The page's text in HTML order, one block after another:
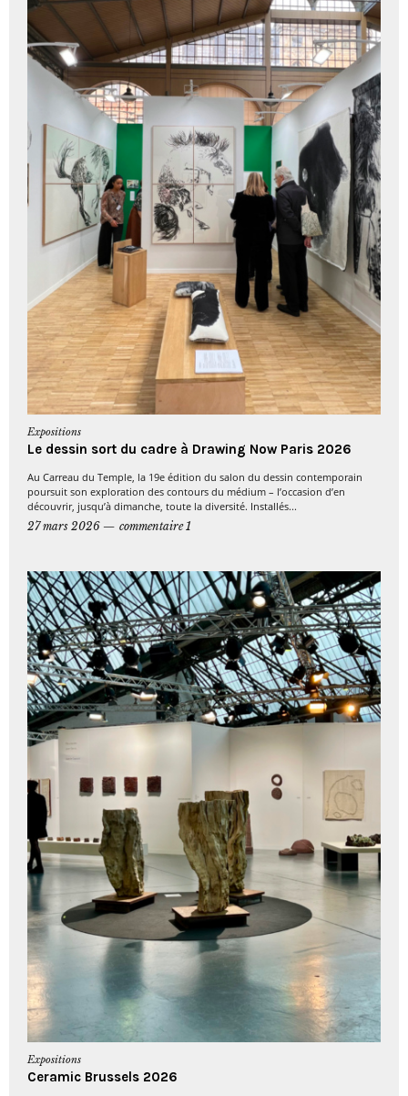
Expositions
Le dessin sort du cadre à Drawing Now Paris 2026
Au Carreau du Temple, la 19e édition du salon du dessin contemporain
poursuit son exploration des contours du médium – l’occasion d’en
découvrir, jusqu’à dimanche, toute la diversité. Installés...
27 mars 2026
commentaire 1
Expositions
Ceramic Brussels 2026